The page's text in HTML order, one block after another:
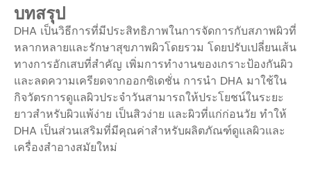
บทสรุป
DHA เป็นวิธีการที่มีประสิทธิภาพในการจัดการกับสภาพผิวที่
หลากหลายและรักษาสุขภาพผิวโดยรวม โดยปรับเปลี่ยนเส้น
ทางการอักเสบที่สำคัญ เพิ่มการทำงานของเกราะป้องกันผิว
และลดความเครียดจากออกซิเดชั่น การนำ DHA มาใช้ใน
กิจวัตรการดูแลผิวประจำวันสามารถให้ประโยชน์ในระยะ
ยาวสำหรับผิวแพ้ง่าย เป็นสิวง่าย และผิวที่แก่ก่อนวัย ทำให้
DHA เป็นส่วนเสริมที่มีคุณค่าสำหรับผลิตภัณฑ์ดูแลผิวและ
เครื่องสำอางสมัยใหม่